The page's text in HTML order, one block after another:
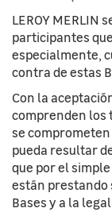
LEROY MERLIN
participantes
especialmente,
contra de estas
Con la
comprenden los
se
pueda resultar
que por el
están prestando
Bases y a la